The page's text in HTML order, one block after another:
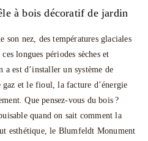
à bois décoratif de jardin
nez, des températures glaciales
longues périodes sèches et
est d’installer un système de
et le fioul, la facture d’énergie
Que pensez-vous du bois ?
quand on sait comment la
esthétique, le Blumfeldt Monument